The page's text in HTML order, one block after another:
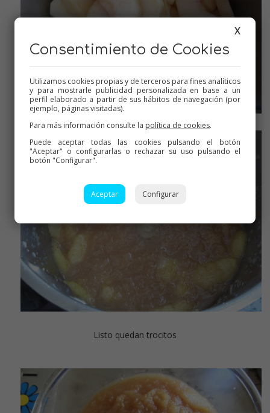
Listo quedan trocitos
X
Consentimiento de Cookies
Utilizamos cookies propias y de terceros para fines analíticos
y para mostrarle publicidad personalizada en base a un
perfil elaborado a partir de sus hábitos de navegación (por
ejemplo, páginas visitadas).
Para más información consulte la política de cookies.
Puede aceptar todas las cookies pulsando el botón
"Aceptar" o configurarlas o rechazar su uso pulsando el
botón "Configurar".
Aceptar Configurar